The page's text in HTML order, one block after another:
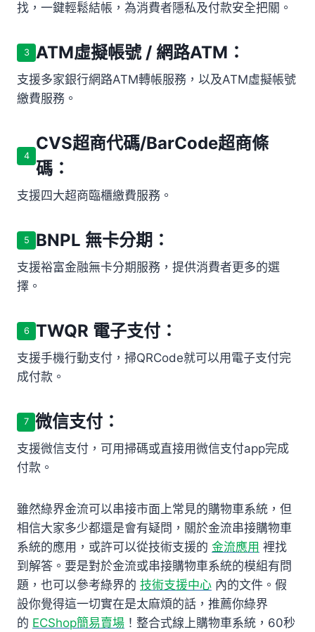
找，一鍵輕鬆結帳，為消費者隱私及付款安全把關。
3 ATM虛擬帳號 / 網路ATM：
支援多家銀行網路ATM轉帳服務，以及ATM虛擬帳號
繳費服務。
4
CVS超商代碼/BarCode超商條
碼：
支援四大超商臨櫃繳費服務。
5 BNPL 無卡分期：
支援裕富金融無卡分期服務，提供消費者更多的選
擇。
6 TWQR 電子支付：
支援手機行動支付，掃QRCode就可以用電子支付完
成付款。
7 微信支付：
支援微信支付，可用掃碼或直接用微信支付app完成
付款。
雖然綠界金流可以串接市面上常見的購物車系統，但
相信大家多少都還是會有疑問，關於金流串接購物車
系統的應用，或許可以從技術支援的 金流應用 裡找
到解答。要是對於金流或串接購物車系統的模組有問
題，也可以參考綠界的 技術支援中心 內的文件。假
設你覺得這一切實在是太麻煩的話，推薦你綠界
的 ECShop簡易賣場 ！整合式線上購物車系統，60秒